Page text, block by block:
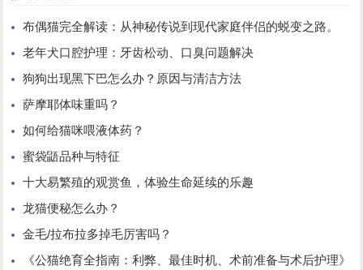
布偶猫完全解读：从神秘传说到现代家庭伴侣的蜕变之路。
老年犬口腔护理：牙齿松动、口臭问题解决
狗狗出现黑下巴怎么办？原因与清洁方法
萨摩耶体味重吗？
如何给猫咪喂液体药？
蜜袋鼯品种与特征
十大易繁殖的观赏鱼，体验生命延续的乐趣
龙猫便秘怎么办？
金毛/拉布拉多掉毛厉害吗？
《公猫绝育全指南：利弊、最佳时机、术前准备与术后护理》